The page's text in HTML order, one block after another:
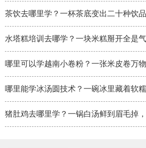
茶饮去哪里学？一杯茶底变出二十种饮
水塔糕培训去哪学？一块米糕掰开全是
哪里可以学越南小卷粉？一张米皮卷万
哪里能学冰汤圆技术？一碗冰里藏着软
猪肚鸡去哪里学？一锅白汤鲜到眉毛掉